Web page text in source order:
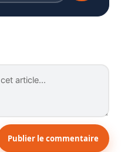
Publier le commentaire